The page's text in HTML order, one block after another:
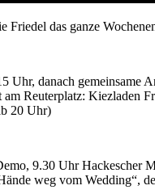
das ganze
Uhr, danach gemeinsame
Reuterplatz: Kiezladen
20 Uhr)
9.30 Uhr Hackescher
weg vom Wedding“,